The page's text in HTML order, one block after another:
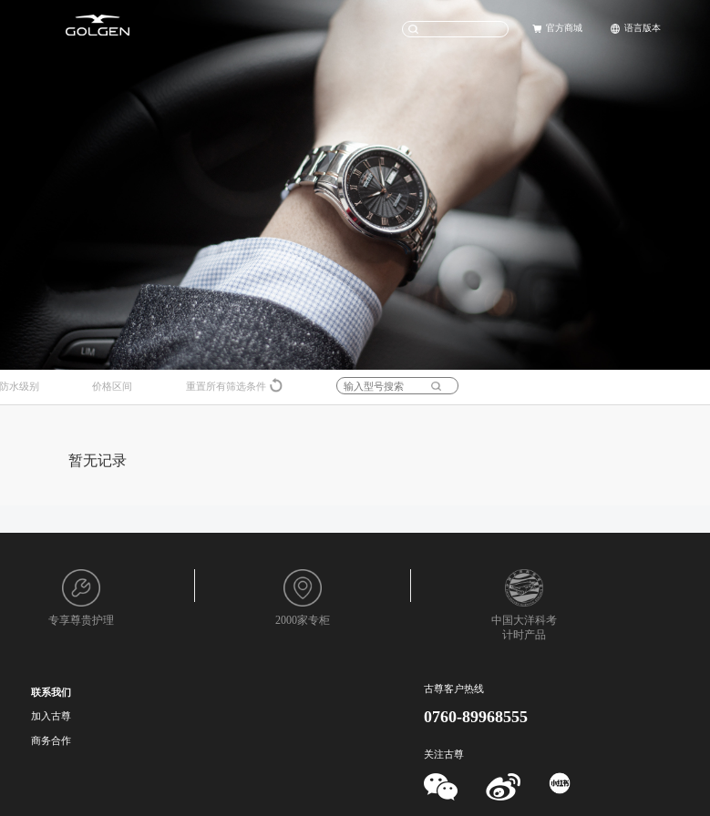
女士腕表
海洋科考 社会责任
官方商城
京东旗舰店
语言版本
防水级别 价格区间 重置所有筛选条件
暂无记录
专享尊贵护理 2000家专柜
中国大洋科考
计时产品
联系我们
加入古尊
商务合作
古尊客户热线
0760-89968555
关注古尊